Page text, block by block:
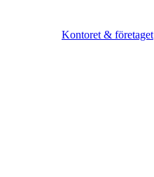
Kontoret & företaget